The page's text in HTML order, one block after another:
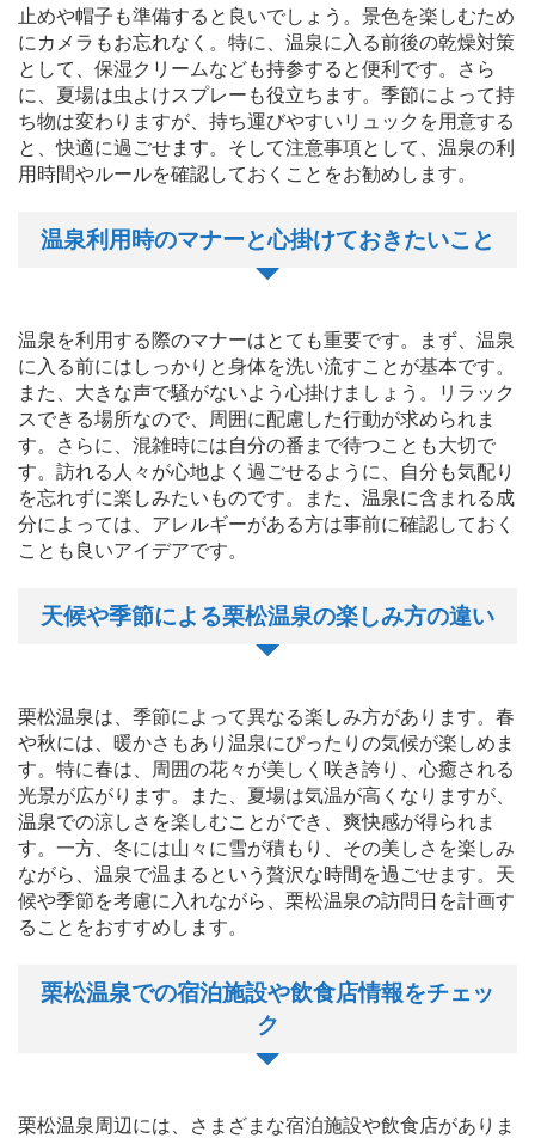
止めや帽子も準備すると良いでしょう。景色を楽しむため
にカメラもお忘れなく。特に、温泉に入る前後の乾燥対策
として、保湿クリームなども持参すると便利です。さら
に、夏場は虫よけスプレーも役立ちます。季節によって持
ち物は変わりますが、持ち運びやすいリュックを用意する
と、快適に過ごせます。そして注意事項として、温泉の利
用時間やルールを確認しておくことをお勧めします。
温泉利用時のマナーと心掛けておきたいこと
温泉を利用する際のマナーはとても重要です。まず、温泉
に入る前にはしっかりと身体を洗い流すことが基本です。
また、大きな声で騒がないよう心掛けましょう。リラック
スできる場所なので、周囲に配慮した行動が求められま
す。さらに、混雑時には自分の番まで待つことも大切で
す。訪れる人々が心地よく過ごせるように、自分も気配り
を忘れずに楽しみたいものです。また、温泉に含まれる成
分によっては、アレルギーがある方は事前に確認しておく
ことも良いアイデアです。
天候や季節による栗松温泉の楽しみ方の違い
栗松温泉は、季節によって異なる楽しみ方があります。春
や秋には、暖かさもあり温泉にぴったりの気候が楽しめま
す。特に春は、周囲の花々が美しく咲き誇り、心癒される
光景が広がります。また、夏場は気温が高くなりますが、
温泉での涼しさを楽しむことができ、爽快感が得られま
す。一方、冬には山々に雪が積もり、その美しさを楽しみ
ながら、温泉で温まるという贅沢な時間を過ごせます。天
候や季節を考慮に入れながら、栗松温泉の訪問日を計画す
ることをおすすめします。
栗松温泉での宿泊施設や飲食店情報をチェッ
ク
栗松温泉周辺には、さまざまな宿泊施設や飲食店がありま